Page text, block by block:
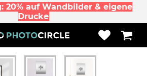
20% auf Wandbilder & eigene
Drucke